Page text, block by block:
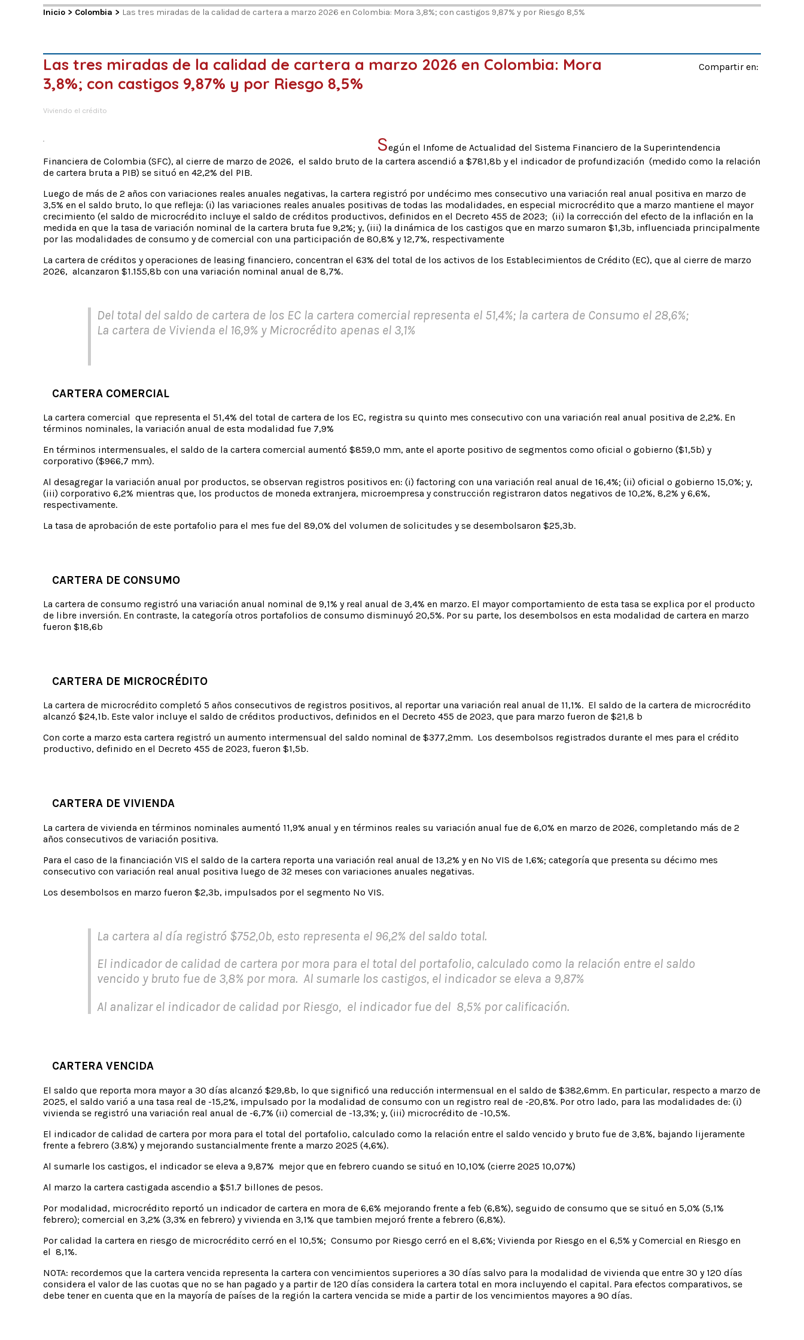
Inicio > Colombia > Las tres miradas de la calidad de cartera a marzo 2026 en Colombia: Mora 3,8%; con castigos 9,87% y por Riesgo 8,5%
Las tres miradas de la calidad de cartera a marzo 2026 en Colombia: Mora
3,8%; con castigos 9,87% y por Riesgo 8,5%
Compartir en:
Viviendo el crédito
Según el Infome de Actualidad del Sistema Financiero de la Superintendencia
Financiera de Colombia (SFC), al cierre de marzo de 2026, el saldo bruto de la cartera ascendió a $781,8b y el indicador de profundización (medido como la relación
de cartera bruta a PIB) se situó en 42,2% del PIB.
Luego de más de 2 años con variaciones reales anuales negativas, la cartera registró por undécimo mes consecutivo una variación real anual positiva en marzo de
3,5% en el saldo bruto, lo que refleja: (i) las variaciones reales anuales positivas de todas las modalidades, en especial microcrédito que a marzo mantiene el mayor
crecimiento (el saldo de microcrédito incluye el saldo de créditos productivos, definidos en el Decreto 455 de 2023; (ii) la corrección del efecto de la inflación en la
medida en que la tasa de variación nominal de la cartera bruta fue 9,2%; y, (iii) la dinámica de los castigos que en marzo sumaron $1,3b, influenciada principalmente
por las modalidades de consumo y de comercial con una participación de 80,8% y 12,7%, respectivamente
La cartera de créditos y operaciones de leasing financiero, concentran el 63% del total de los activos de los Establecimientos de Crédito (EC), que al cierre de marzo
2026, alcanzaron $1.155,8b con una variación nominal anual de 8,7%.
Del total del saldo de cartera de los EC la cartera comercial representa el 51,4%; la cartera de Consumo el 28,6%;
La cartera de Vivienda el 16,9% y Microcrédito apenas el 3,1%
CARTERA COMERCIAL
La cartera comercial que representa el 51,4% del total de cartera de los EC, registra su quinto mes consecutivo con una variación real anual positiva de 2,2%. En
términos nominales, la variación anual de esta modalidad fue 7,9%
En términos intermensuales, el saldo de la cartera comercial aumentó $859,0 mm, ante el aporte positivo de segmentos como oficial o gobierno ($1,5b) y
corporativo ($966,7 mm).
Al desagregar la variación anual por productos, se observan registros positivos en: (i) factoring con una variación real anual de 16,4%; (ii) oficial o gobierno 15,0%; y,
(iii) corporativo 6,2% mientras que, los productos de moneda extranjera, microempresa y construcción registraron datos negativos de 10,2%, 8,2% y 6,6%,
respectivamente.
La tasa de aprobación de este portafolio para el mes fue del 89,0% del volumen de solicitudes y se desembolsaron $25,3b.
CARTERA DE CONSUMO
La cartera de consumo registró una variación anual nominal de 9,1% y real anual de 3,4% en marzo. El mayor comportamiento de esta tasa se explica por el producto
de libre inversión. En contraste, la categoría otros portafolios de consumo disminuyó 20,5%. Por su parte, los desembolsos en esta modalidad de cartera en marzo
fueron $18,6b
CARTERA DE MICROCRÉDITO
La cartera de microcrédito completó 5 años consecutivos de registros positivos, al reportar una variación real anual de 11,1%. El saldo de la cartera de microcrédito
alcanzó $24,1b. Este valor incluye el saldo de créditos productivos, definidos en el Decreto 455 de 2023, que para marzo fueron de $21,8 b
Con corte a marzo esta cartera registró un aumento intermensual del saldo nominal de $377,2mm. Los desembolsos registrados durante el mes para el crédito
productivo, definido en el Decreto 455 de 2023, fueron $1,5b.
CARTERA DE VIVIENDA
La cartera de vivienda en términos nominales aumentó 11,9% anual y en términos reales su variación anual fue de 6,0% en marzo de 2026, completando más de 2
años consecutivos de variación positiva.
Para el caso de la financiación VIS el saldo de la cartera reporta una variación real anual de 13,2% y en No VIS de 1,6%; categoría que presenta su décimo mes
consecutivo con variación real anual positiva luego de 32 meses con variaciones anuales negativas.
Los desembolsos en marzo fueron $2,3b, impulsados por el segmento No VIS.
La cartera al día registró $752,0b, esto representa el 96,2% del saldo total.
El indicador de calidad de cartera por mora para el total del portafolio, calculado como la relación entre el saldo
vencido y bruto fue de 3,8% por mora. Al sumarle los castigos, el indicador se eleva a 9,87%
Al analizar el indicador de calidad por Riesgo, el indicador fue del 8,5% por calificación.
CARTERA VENCIDA
El saldo que reporta mora mayor a 30 días alcanzó $29,8b, lo que significó una reducción intermensual en el saldo de $382,6mm. En particular, respecto a marzo de
2025, el saldo varió a una tasa real de -15,2%, impulsado por la modalidad de consumo con un registro real de -20,8%. Por otro lado, para las modalidades de: (i)
vivienda se registró una variación real anual de -6,7% (ii) comercial de -13,3%; y, (iii) microcrédito de -10,5%.
El indicador de calidad de cartera por mora para el total del portafolio, calculado como la relación entre el saldo vencido y bruto fue de 3,8%, bajando lijeramente
frente a febrero (3.8%) y mejorando sustancialmente frente a marzo 2025 (4,6%).
Al sumarle los castigos, el indicador se eleva a 9,87% mejor que en febrero cuando se situó en 10,10% (cierre 2025 10,07%)
Al marzo la cartera castigada ascendio a $51.7 billones de pesos.
Por modalidad, microcrédito reportó un indicador de cartera en mora de 6,6% mejorando frente a feb (6,8%), seguido de consumo que se situó en 5,0% (5,1%
febrero); comercial en 3,2% (3,3% en febrero) y vivienda en 3,1% que tambien mejoró frente a febrero (6,8%).
Por calidad la cartera en riesgo de microcrédito cerró en el 10,5%; Consumo por Riesgo cerró en el 8,6%; Vivienda por Riesgo en el 6,5% y Comercial en Riesgo en
el 8,1%.
NOTA: recordemos que la cartera vencida representa la cartera con vencimientos superiores a 30 días salvo para la modalidad de vivienda que entre 30 y 120 días
considera el valor de las cuotas que no se han pagado y a partir de 120 días considera la cartera total en mora incluyendo el capital. Para efectos comparativos, se
debe tener en cuenta que en la mayoría de países de la región la cartera vencida se mide a partir de los vencimientos mayores a 90 días.